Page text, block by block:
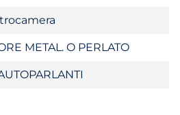
METAL. O PERLATO